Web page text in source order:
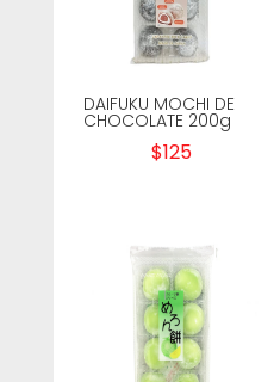
DAIFUKU MOCHI DE
CHOCOLATE 200g
$125